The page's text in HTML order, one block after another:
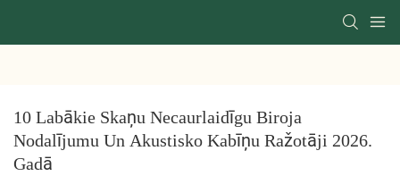
10 Labākie Skaņu Necaurlaidīgu Biroja
Nodalījumu Un Akustisko Kabīņu Ražotāji 2026.
Gadā